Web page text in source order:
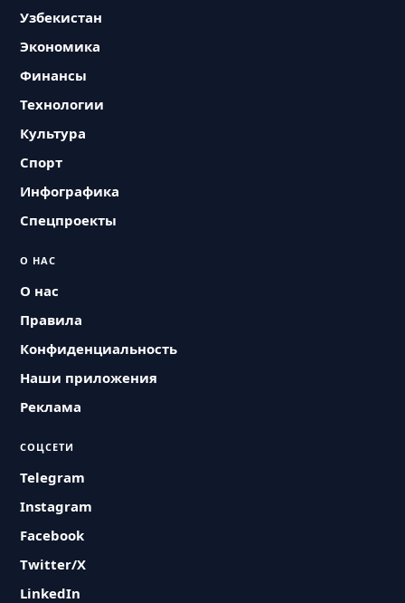
Узбекистан
Экономика
Финансы
Технологии
Культура
Спорт
Инфографика
Спецпроекты
О НАС
О нас
Правила
Конфиденциальность
Наши приложения
Реклама
СОЦСЕТИ
Telegram
Instagram
Facebook
Twitter/X
LinkedIn